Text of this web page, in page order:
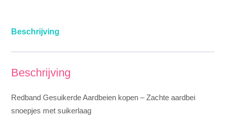
Beschrijving
Beschrijving
Redband Gesuikerde Aardbeien kopen – Zachte aardbei
snoepjes met suikerlaag